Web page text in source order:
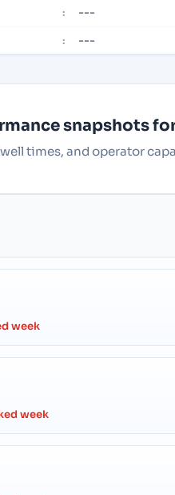
: ---
: ---
snapshots
times, and operator
week
week